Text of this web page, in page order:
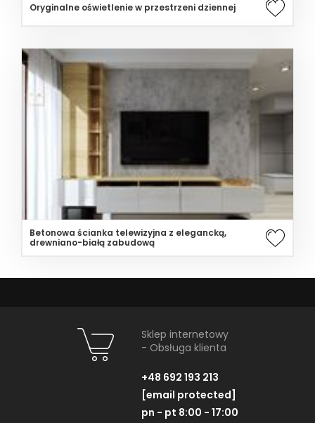
Oryginalne oświetlenie w przestrzeni dziennej
Betonowa ścianka telewizyjna z elegancką,
drewniano-białą zabudową
Sklep internetowy
- Obsługa klienta
+48 692 193 213
[email protected]
pn - pt 8:00 - 17:00